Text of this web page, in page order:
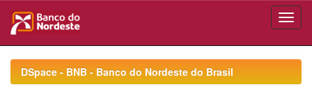
navigationDSpace - BNB - Banco do Nordeste do Brasil